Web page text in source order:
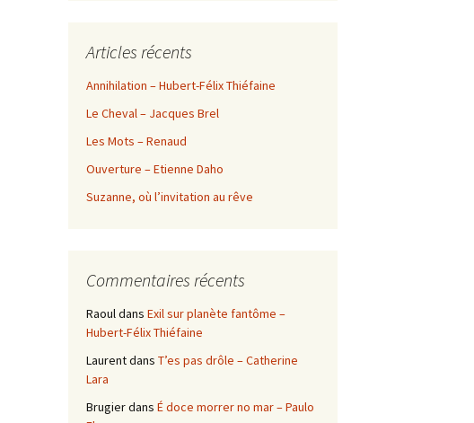
Articles récents
Annihilation – Hubert-Félix Thiéfaine
Le Cheval – Jacques Brel
Les Mots – Renaud
Ouverture – Etienne Daho
Suzanne, où l’invitation au rêve
Commentaires récents
Raouldans Exil sur planète fantôme –
Hubert-Félix Thiéfaine
Laurentdans T’es pas drôle – Catherine
Lara
Brugierdans É doce morrer no mar – Paulo